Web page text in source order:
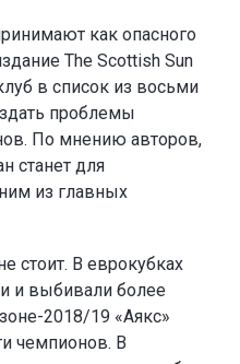
как опасного
The Scottish Sun
в список из восьми
проблемы
По мнению авторов,
станет для
из главных
стоит. В еврокубках
и выбивали более
2018/19 «Аякс»
чемпионов. В